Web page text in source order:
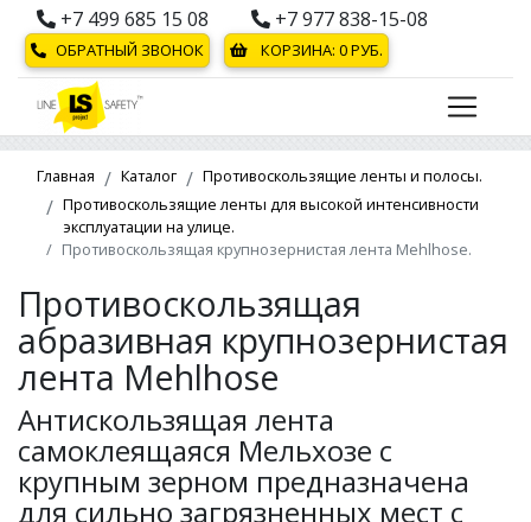
+7 499 685 15 08 +7 977 838-15-08
ОБРАТНЫЙ ЗВОНОК КОРЗИНА: 0РУБ.
Главная Каталог
Противоскользящие ленты и полосы.
Противоскользящие ленты для высокой интенсивности
эксплуатации на улице.
Противоскользящая крупнозернистая лента Mehlhose.
Противоскользящая
абразивная крупнозернистая
лента Mehlhose
Антискользящая лента
самоклеящаяся Мельхозе с
крупным зерном предназначена
для сильно загрязненных мест с